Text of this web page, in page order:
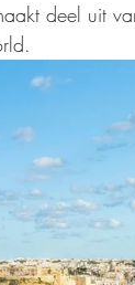
deel uit